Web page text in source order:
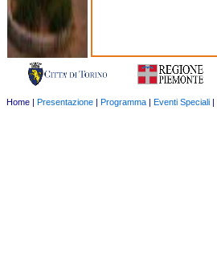
Home| Presentazione| Programma | Eventi Speciali|